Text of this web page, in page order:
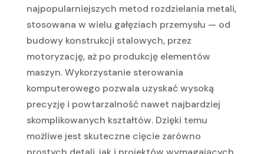
najpopularniejszych metod rozdzielania metali,
stosowana w wielu gałęziach przemysłu — od
budowy konstrukcji stalowych, przez
motoryzację, aż po produkcję elementów
maszyn. Wykorzystanie sterowania
komputerowego pozwala uzyskać wysoką
precyzję i powtarzalność nawet najbardziej
skomplikowanych kształtów. Dzięki temu
możliwe jest skuteczne cięcie zarówno